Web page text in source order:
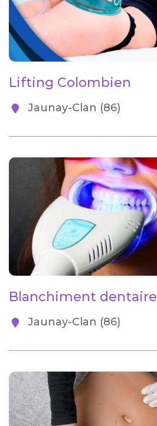
Lifting Colombien
Jaunay-Clan (86)
Blanchiment dentaire
Jaunay-Clan (86)